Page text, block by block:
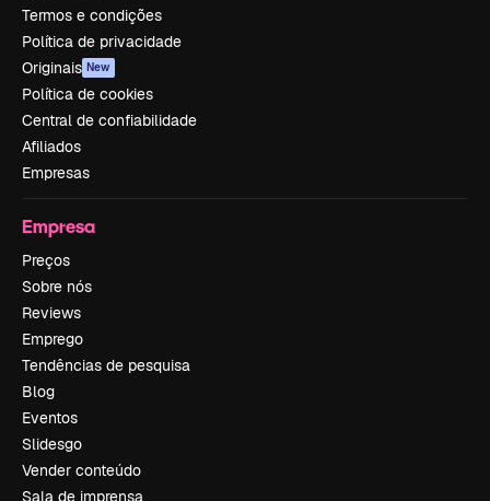
Termos e condições
Política de privacidade
Originais New
Política de cookies
Central de confiabilidade
Afiliados
Empresas
Empresa
Preços
Sobre nós
Reviews
Emprego
Tendências de pesquisa
Blog
Eventos
Slidesgo
Vender conteúdo
Sala de imprensa